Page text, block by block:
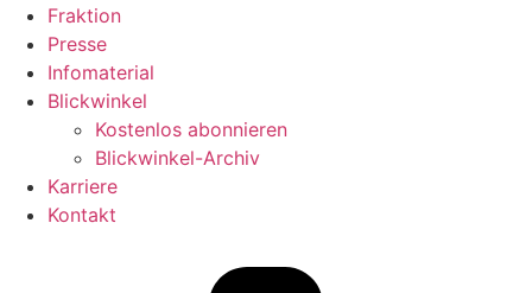
Fraktion
Presse
Infomaterial
Blickwinkel
Kostenlos abonnieren
Blickwinkel-Archiv
Karriere
Kontakt